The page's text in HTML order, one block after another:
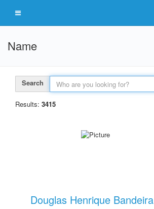
Name
Search
Results: 3415
Douglas Henrique Bandeira